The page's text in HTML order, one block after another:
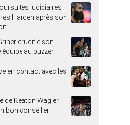
judiciaires
Harden après son
crucifie son
équipe au buzzer !
en contact avec les
de Keaton Wagler :
bon conseiller